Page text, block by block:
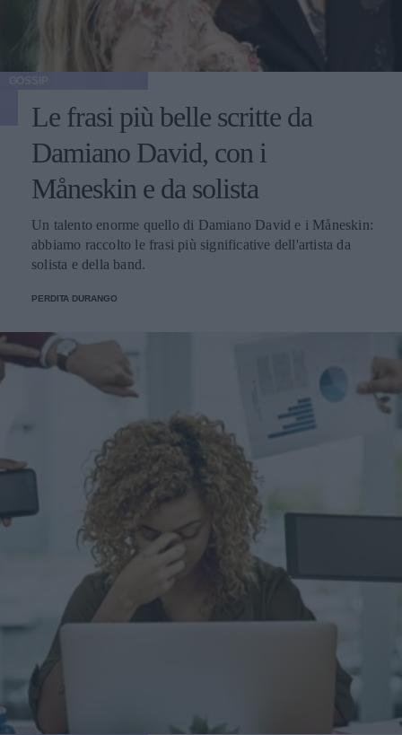
Le frasi più belle scritte da
Damiano David, con i
Måneskin e da solista
Un talento enorme quello di Damiano David e i Måneskin:
abbiamo raccolto le frasi più significative dell'artista da
solista e della band.
PERDITA DURANGO